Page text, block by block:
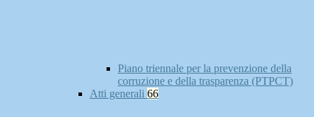
Piano triennale per la prevenzione della
corruzione e della trasparenza (PTPCT)
Atti generali 66